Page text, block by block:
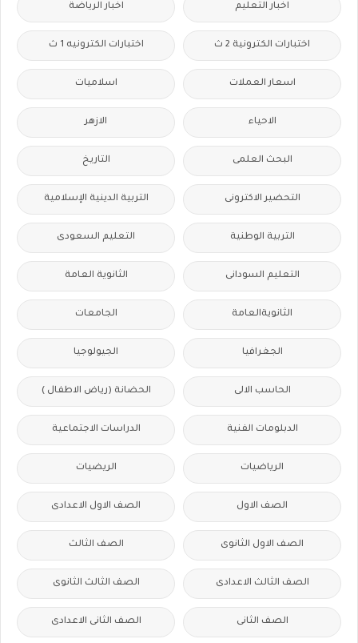
اخبار التعليم اخبار الرياضة
اختبارات الكترونية 2 ث اختبارات الكترونيه 1 ث
اسعار العملات اسلاميات
الاحياء الازهر
البحث العلمى التاريخ
التحضير الاكترونى التربية الدينية الإسلامية
التربية الوطنية التعليم السعودى
التعليم السودانى الثانوية العامة
الثانويةالعامة الجامعات
الجغرافيا الجيولوجيا
الحاسب الالى الحضانة (رياض الاطفال )
الدبلومات الفنية الدراسات الاجتماعية
الرياضيات الريضيات
الصف الاول الصف الاول الاعدادى
الصف الاول الثانوى الصف الثالث
الصف الثالث الاعدادى الصف الثالث الثانوى
الصف الثانى الصف الثانى الاعدادى